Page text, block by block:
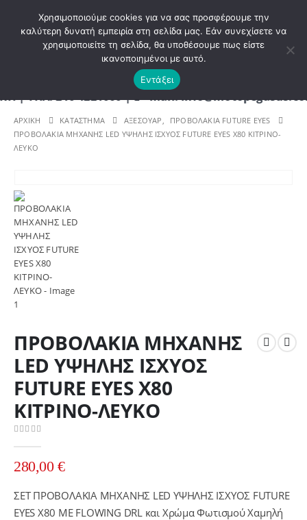
ΚΑΛΩΣ ΗΡΘΑΤΕ ΣΤΟ E-SHOP ΜΟΤΟ ΠΗΓΑΣΟΣ !
| E - mail: info@motopegasus.com |
ΑΡΧΙΚΉ ΚΑΤΆΣΤΗΜΑ ΑΞΕΣΟΥΑΡ,
ΠΡΟΒΟΛΑΚΙΑ FUTURE EYES
ΠΡΟΒΟΛΑΚΙΑ ΜΗΧΑΝΗΣ LED ΥΨΗΛΗΣ ΙΣΧΥΟΣ FUTURE EYES Χ80 ΚΙΤΡΙΝΟ-
ΛΕΥΚΟ
ΠΡΟΒΟΛΑΚΙΑ ΜΗΧΑΝΗΣ
LED ΥΨΗΛΗΣ ΙΣΧΥΟΣ
FUTURE EYES Χ80
ΚΙΤΡΙΝΟ-ΛΕΥΚΟ
280,00 €
ΣΕΤ ΠΡΟΒΟΛΑΚΙΑ ΜΗΧΑΝΗΣ LED ΥΨΗΛΗΣ ΙΣΧΥΟΣ FUTURE
EYES Χ80 ΜΕ FLOWING DRL και Χρώμα Φωτισμού Χαμηλή
Χρησιμοποιούμε cookies για να σας προσφέρουμε την
καλύτερη δυνατή εμπειρία στη σελίδα μας. Εάν συνεχίσετε να
χρησιμοποιείτε τη σελίδα, θα υποθέσουμε πως είστε
ικανοποιημένοι με αυτό.
Εντάξει